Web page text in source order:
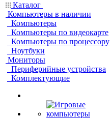
Каталог
Компьютеры в наличии
Компьютеры
Компьютеры по видеокарте
Компьютеры по процессору
Ноутбуки
Мониторы
Периферийные устройства
Комплектующие